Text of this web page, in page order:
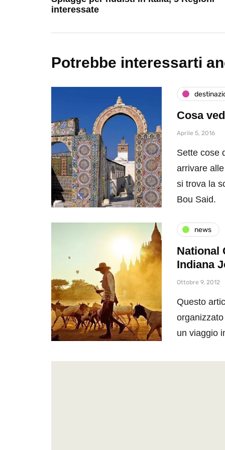
interessate
Potrebbe interessarti
Cosa
Aprile 5, 2016
Sette cose
arrivare
si trova la
Bou Said.
news
National
Indiana
Ottobre 9, 2012
Questo
un viaggio